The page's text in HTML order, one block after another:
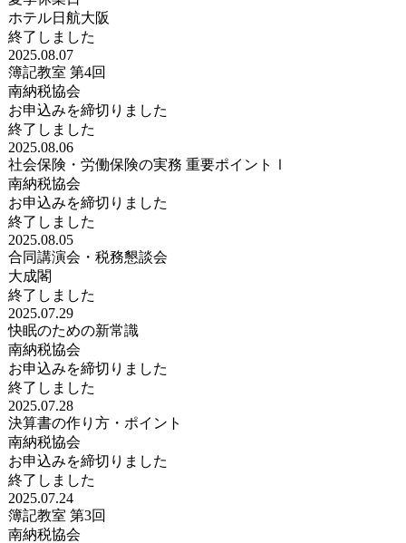
ホテル日航大阪
終了しました
2025.08.07
簿記教室 第4回
南納税協会
お申込みを締切りました
終了しました
2025.08.06
社会保険・労働保険の実務 重要ポイントⅠ
南納税協会
お申込みを締切りました
終了しました
2025.08.05
合同講演会・税務懇談会
大成閣
終了しました
2025.07.29
快眠のための新常識
南納税協会
お申込みを締切りました
終了しました
2025.07.28
決算書の作り方・ポイント
南納税協会
お申込みを締切りました
終了しました
2025.07.24
簿記教室 第3回
南納税協会